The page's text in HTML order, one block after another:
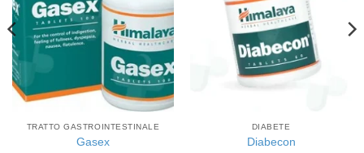
TRATTO GASTROINTESTINALE
Gasex
DIABETE
Diabecon